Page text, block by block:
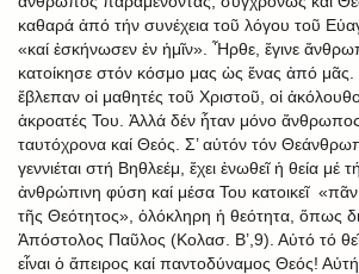
καθαρά ἀπό τήν συνέχεια τοῦ λόγου τοῦ
«καί ἐσκήνωσεν ἐν ἡμῖν». Ἦρθε, ἔγινε
κατοίκησε στόν κόσμο μας ὡς ἕνας ἀπό
ἔβλεπαν οἱ μαθητές τοῦ Χριστοῦ, οἱ
ἀκροατές Του. Ἀλλά δέν ἦταν μόνο
ταυτόχρονα καί Θεός. Σ’ αὐτόν τόν
γεννιέται στή Βηθλεέμ, ἔχει ἑνωθεῖ ἡ θεία μέ
ἀνθρώπινη φύση καί μέσα Του κατοικεῖ
τῆς Θεότητος», ὁλόκληρη ἡ θεότητα, ὅπως
Ἀπόστολος Παῦλος (Κολασ. Β’,9). Αὐτό τό
εἶναι ὁ ἄπειρος καί παντοδύναμος Θεός! Αὐτή